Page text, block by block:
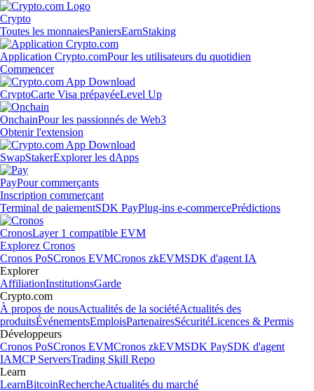
Crypto
Toutes les monnaiesPaniersEarnStaking
Application Crypto.comPour les utilisateurs du quotidien
Commencer
CryptoCarte Visa prépayéeLevel Up
OnchainPour les passionnés de Web3
Obtenir l'extension
SwapStakerExplorer les dApps
PayPour commerçants
Inscription commerçant
Terminal de paiementSDK PayPlug-ins e-commercePrédictions
CronosLayer 1 compatible EVM
Explorez Cronos
Cronos PoSCronos EVMCronos zkEVMSDK d'agent IA
Explorer
AffiliationInstitutionsGarde
Crypto.com
À propos de nousActualités de la sociétéActualités des
produitsÉvénementsEmploisPartenairesSécuritéLicences & Permis
Développeurs
Cronos PoSCronos EVMCronos zkEVMSDK PaySDK d'agent
IAMCP ServersTrading Skill Repo
Learn
LearnBitcoinRechercheActualités du marché